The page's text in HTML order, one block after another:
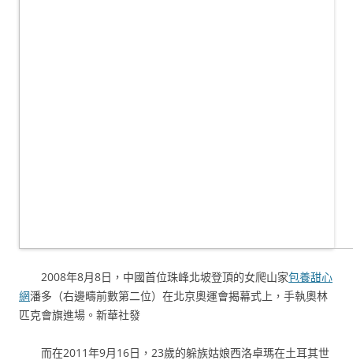
2008年8月8日，中國首位珠峰北坡登頂的女爬山家包養甜心
網潘多（右邊疇前數第二位）在北京奧運會揭幕式上，手執奧林
匹克會旗進場。新華社發
而在2011年9月16日，23歲的躲族姑娘西洛卓瑪在土耳其世